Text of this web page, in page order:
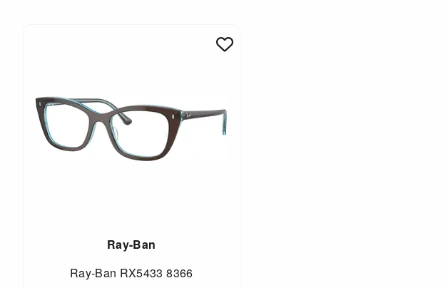
Ray-Ban
Ray-Ban RX5433 8366